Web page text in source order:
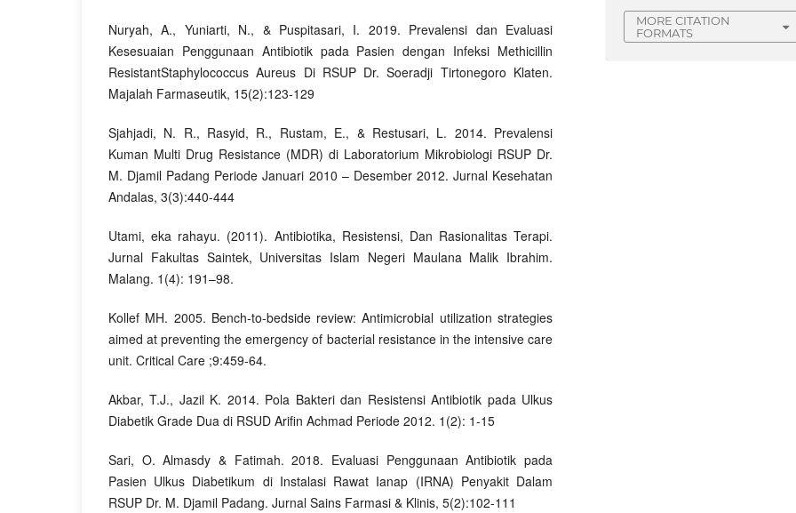
Nuryah, A., Yuniarti, N., & Puspitasari, I. 2019. Prevalensi dan Evaluasi
Kesesuaian Penggunaan Antibiotik pada Pasien dengan Infeksi Methicillin
ResistantStaphylococcus Aureus Di RSUP Dr. Soeradji Tirtonegoro Klaten.
Majalah Farmaseutik, 15(2):123-129
Sjahjadi, N. R., Rasyid, R., Rustam, E., & Restusari, L. 2014. Prevalensi
Kuman Multi Drug Resistance (MDR) di Laboratorium Mikrobiologi RSUP Dr.
M. Djamil Padang Periode Januari 2010 – Desember 2012. Jurnal Kesehatan
Andalas, 3(3):440-444
Utami, eka rahayu. (2011). Antibiotika, Resistensi, Dan Rasionalitas Terapi.
Jurnal Fakultas Saintek, Universitas Islam Negeri Maulana Malik Ibrahim.
Malang. 1(4): 191–98.
Kollef MH. 2005. Bench-to-bedside review: Antimicrobial utilization strategies
aimed at preventing the emergency of bacterial resistance in the intensive care
unit. Critical Care ;9:459-64.
Akbar, T.J., Jazil K. 2014. Pola Bakteri dan Resistensi Antibiotik pada Ulkus
Diabetik Grade Dua di RSUD Arifin Achmad Periode 2012. 1(2): 1-15
Sari, O. Almasdy & Fatimah. 2018. Evaluasi Penggunaan Antibiotik pada
Pasien Ulkus Diabetikum di Instalasi Rawat Ianap (IRNA) Penyakit Dalam
RSUP Dr. M. Djamil Padang. Jurnal Sains Farmasi & Klinis, 5(2):102-111
MORE CITATION
FORMATS